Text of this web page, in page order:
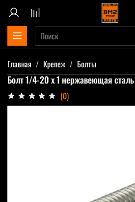
Главная Крепеж Болты
Болт 1/4-20 x 1 нержавеющая
(0)